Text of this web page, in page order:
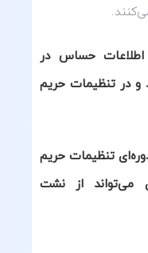
اطلاعات حساس در
و در تنظیمات حریم
تنظیمات حریم
می‌تواند از نشت